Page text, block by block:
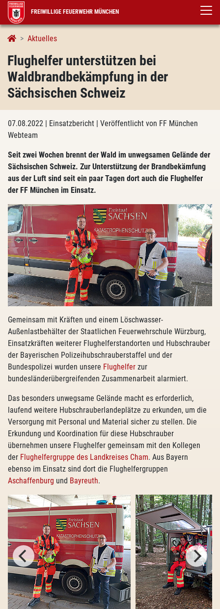
FREIWILLIGE FEUERWEHR MÜNCHEN
Aktuelles
Flughelfer unterstützen bei
Waldbrandbekämpfung in der
Sächsischen Schweiz
07.08.2022 | Einsatzbericht | Veröffentlicht von FF München
Webteam
Seit zwei Wochen brennt der Wald im unwegsamen Gelände der
Sächsischen Schweiz. Zur Unterstützung der Brandbekämfung
aus der Luft sind seit ein paar Tagen dort auch die Flughelfer
der FF München im Einsatz.
Gemeinsam mit Kräften und einem Löschwasser-
Außenlastbehälter der Staatlichen Feuerwehrschule Würzburg,
Einsatzkräften weiterer Flughelferstandorten und Hubschrauber
der Bayerischen Polizeihubschrauberstaffel und der
Bundespolizei wurden unsere Flughelfer zur
bundesländerübergreifenden Zusammenarbeit alarmiert.
Das besonders unwegsame Gelände macht es erforderlich,
laufend weitere Hubschrauberlandeplätze zu erkunden, um die
Versorgung mit Personal und Material sicher zu stellen. Die
Erkundung und Koordination für diese Hubschrauber
übernehmen unsere Flughelfer gemeinsam mit den Kollegen
der Flughelfergruppe des Landkreises Cham. Aus Bayern
ebenso im Einsatz sind dort die Flughelfergruppen
Aschaffenburg und Bayreuth.